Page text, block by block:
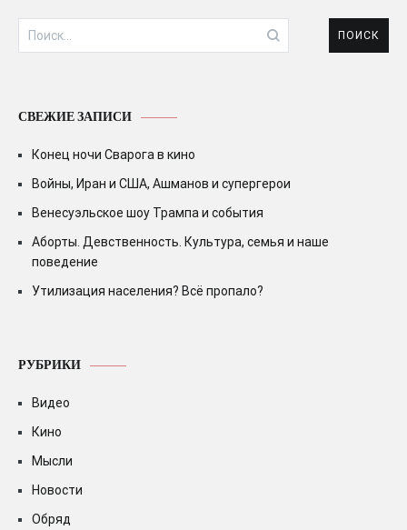
Найти:
СВЕЖИЕ ЗАПИСИ
Конец ночи Сварога в кино
Войны, Иран и США, Ашманов и супергерои
Венесуэльское шоу Трампа и события
Аборты. Девственность. Культура, семья и наше
поведение
Утилизация населения? Всё пропало?
РУБРИКИ
Видео
Кино
Мысли
Новости
Обряд